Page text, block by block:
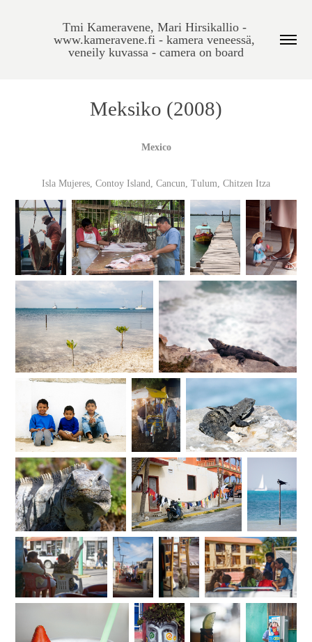
Tmi Kameravene, Mari Hirsikallio -
www.kameravene.fi - kamera veneessä,
veneily kuvassa - camera on board
Meksiko (2008)
Mexico
Isla Mujeres, Contoy Island, Cancun, Tulum, Chitzen Itza